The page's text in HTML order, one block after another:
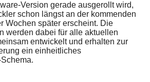
Version gerade ausgerollt wird,
schon längst an der kommenden
Wochen später erscheint. Die
werden dabei für alle aktuellen
entwickelt und erhalten zur
ein einheitliches